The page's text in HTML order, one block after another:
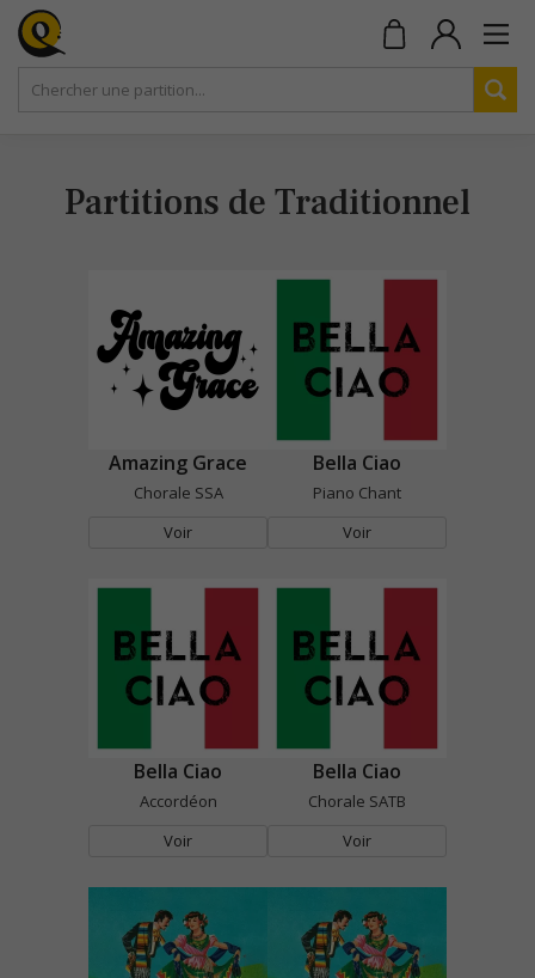
Partitions de Traditionnel
Amazing Grace
Chorale SSA
Voir
Bella Ciao
Piano Chant
Voir
Bella Ciao
Accordéon
Voir
Bella Ciao
Chorale SATB
Voir